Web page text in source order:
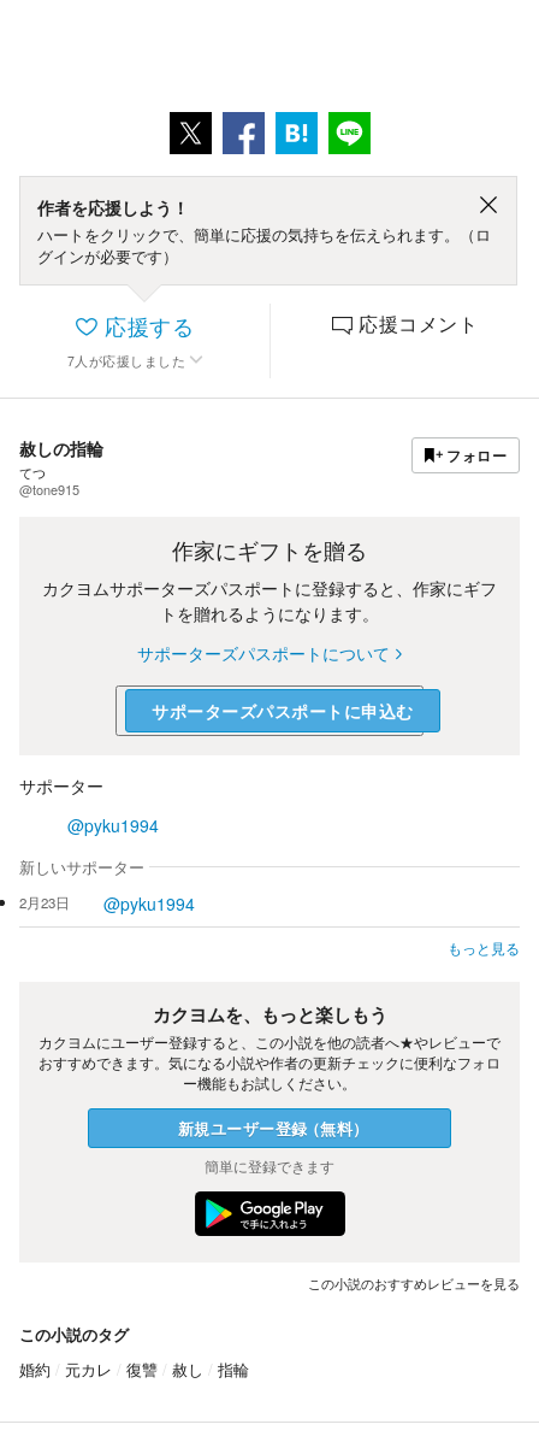
作者を応援しよう！
ハートをクリックで、簡単に応援の気持ちを伝えられます。（ロ
グインが必要です）
応援する
7 人 が応援しました
応援コメント
赦しの指輪
てつ
@tone915
フォロー
作家にギフトを贈る
カクヨムサポーターズパスポートに登録すると、作家にギフ
トを贈れるようになります。
サポーターズパスポートについて
サポーターズパスポートに申込む
サポーター
@pyku1994
新しいサポーター
2月23日 @pyku1994
もっと見る
カクヨムを、もっと楽しもう
カクヨムにユーザー登録すると、この小説を他の読者へ★やレビューで
おすすめできます。気になる小説や作者の更新チェックに便利なフォロ
ー機能もお試しください。
新規ユーザー登録（無料）
簡単に登録できます
この小説のおすすめレビューを見る
この小説のタグ
婚約
元カレ 復讐 赦し 指輪